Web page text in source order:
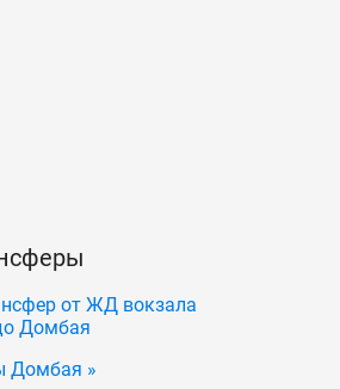
от ЖД вокзала
Домбая
Домбая »